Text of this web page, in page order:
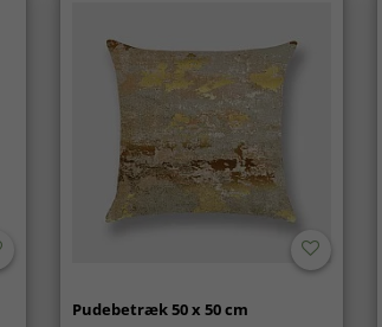
Pudebetræk 50 x 50 cm